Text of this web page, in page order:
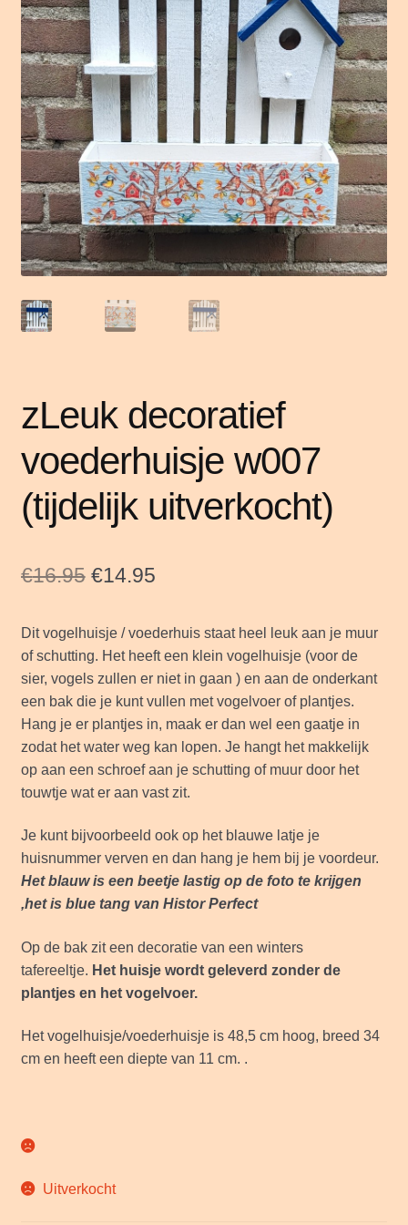
zLeuk decoratief
voederhuisje w007
(tijdelijk uitverkocht)
€16.95 Oorspronkelijke
was:
€16.95.
€14.95Huidige
is:
€14.95.
Dit vogelhuisje / voederhuis staat heel leuk aan je muur
of schutting. Het heeft een klein vogelhuisje (voor de
sier, vogels zullen er niet in gaan ) en aan de onderkant
een bak die je kunt vullen met vogelvoer of plantjes.
Hang je er plantjes in, maak er dan wel een gaatje in
zodat het water weg kan lopen. Je hangt het makkelijk
op aan een schroef aan je schutting of muur door het
touwtje wat er aan vast zit.
Je kunt bijvoorbeeld ook op het blauwe latje je
huisnummer verven en dan hang je hem bij je voordeur.
Het blauw is een beetje lastig op de foto te krijgen
,het is blue tang van Histor Perfect
Op de bak zit een decoratie van een winters
tafereeltje. Het huisje wordt geleverd zonder de
plantjes en het vogelvoer.
Het vogelhuisje/voederhuisje is 48,5 cm hoog, breed 34
cm en heeft een diepte van 11 cm. .
Uitverkocht